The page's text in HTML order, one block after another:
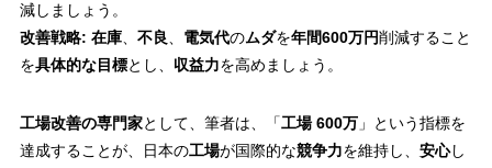
減しましょう。
改善戦略: 在庫、 不良、 電気代のムダを年間600万円削減すること
を具体的な目標とし、 収益力を高めましょう。
工場改善の専門家として、筆者は、「工場 600万」という指標を
達成することが、日本の工場が国際的な競争力を維持し、 安心し